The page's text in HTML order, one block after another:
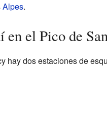
Alpes.
en el Pico de
hay dos estaciones de